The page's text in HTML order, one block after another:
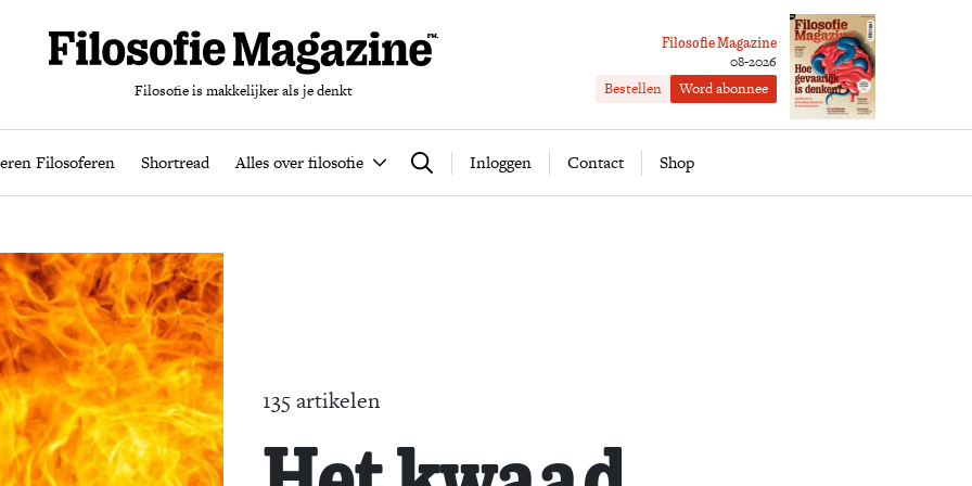
Filosofie is makkelijker als je denkt
Filosofie Magazine
08-2026
Bestellen Word abonnee
Filosoferen Shortread Alles over filosofie Zoeken Inloggen Contact Shop
Podcast Leren Filosoferen Shortread Alles over filosofie Word abonnee
135 artikelen